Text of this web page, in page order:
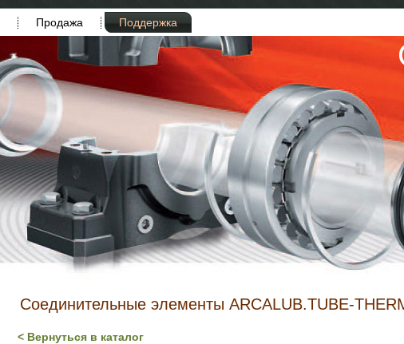
Продажа Поддержка
Соединительные элементы ARCALUB.TUBE-
< Вернуться в каталог